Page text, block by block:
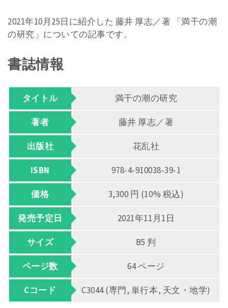
2021年10月25日に紹介した 藤井 厚志／著 「満干の潮
の研究」についての記事です。
書誌情報
タイトル 満干の潮の研究
著者 藤井 厚志／著
出版社 花乱社
ISBN 978-4-910038-39-1
価格 3,300 円 (10% 税込)
発売予定日 2021年11月1日
サイズ B5 判
ページ数 64 ページ
Cコード C3044 (専門, 単行本, 天文・地学)